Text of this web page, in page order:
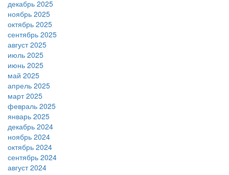
декабрь 2025
ноябрь 2025
октябрь 2025
сентябрь 2025
август 2025
июль 2025
июнь 2025
май 2025
апрель 2025
март 2025
февраль 2025
январь 2025
декабрь 2024
ноябрь 2024
октябрь 2024
сентябрь 2024
август 2024